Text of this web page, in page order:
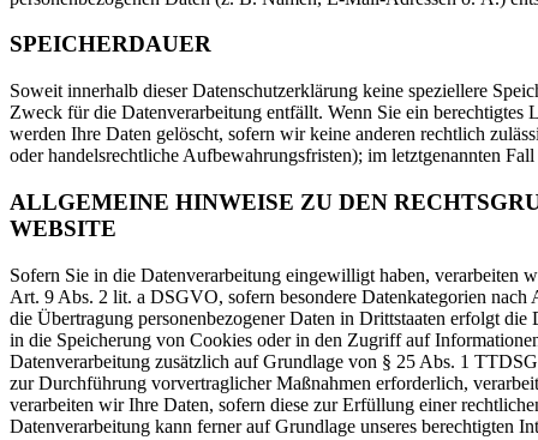
SPEICHERDAUER
Soweit innerhalb dieser Datenschutzerklärung keine speziellere
Zweck für die Datenverarbeitung entfällt. Wenn Sie ein
werden Ihre Daten gelöscht, sofern wir keine anderen rechtlich
oder handelsrechtliche Aufbewahrungsfristen); im letztgenannten
ALLGEMEINE HINWEISE ZU DEN
WEBSITE
Sofern Sie in die Datenverarbeitung eingewilligt haben,
Art. 9 Abs. 2 lit. a DSGVO, sofern besondere Datenkategorien
die Übertragung personenbezogener Daten in Drittstaaten erfolgt
in die Speicherung von Cookies oder in den Zugriff auf
Datenverarbeitung zusätzlich auf Grundlage von § 25 Abs. 1
zur Durchführung vorvertraglicher Maßnahmen erforderlich,
verarbeiten wir Ihre Daten, sofern diese zur Erfüllung einer
Datenverarbeitung kann ferner auf Grundlage unseres